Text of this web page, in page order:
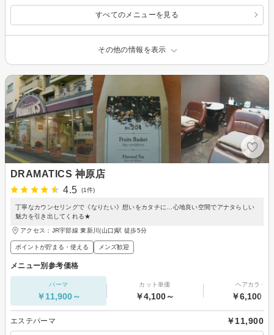
すべてのメニューを見る
その他の情報を表示
DRAMATICS 神原店
4.5
(1件)
丁寧なカウンセリングで《なりたい》想いをカタチに…心地良い空間でアナタらしい
魅力を引き出してくれる★
アクセス：JR宇部線 東新川(山口)駅 徒歩5分
ポイントが貯まる・使える メンズ歓迎
メニュー別参考価格
パーマ
￥11,900～
カット単価
￥4,100～
ヘアカラー
￥6,100～
エステパーマ ￥11,900